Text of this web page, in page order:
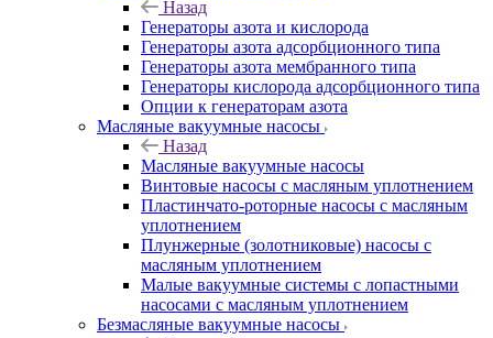
Назад
Генераторы азота и кислорода
Генераторы азота адсорбционного типа
Генераторы азота мембранного типа
Генераторы кислорода адсорбционного типа
Опции к генераторам азота
Масляные вакуумные насосы
Назад
Масляные вакуумные насосы
Винтовые насосы с масляным уплотнением
Пластинчато-роторные насосы с масляным
уплотнением
Плунжерные (золотниковые) насосы с
масляным уплотнением
Малые вакуумные системы с лопастными
насосами с масляным уплотнением
Безмасляные вакуумные насосы